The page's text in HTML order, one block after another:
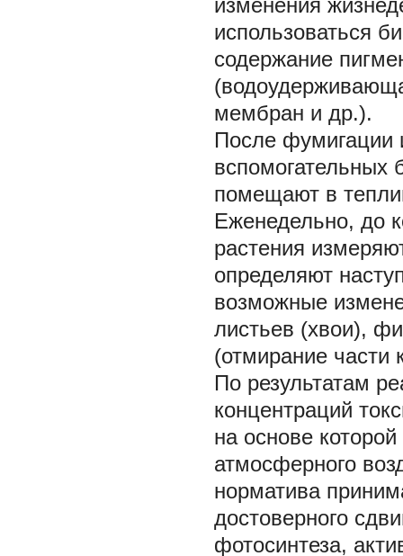
изменения
использоваться
содержание
мембран и др.).
После фумигации
вспомогательных
помещают в
Еженедельно, до
растения
определяют
возможные
листьев (хвои),
(отмирание части
По результатам
концентраций
на основе
атмосферного
норматива
достоверного
фотосинтеза,